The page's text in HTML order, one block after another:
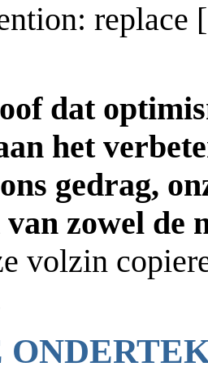
replace
dat
het
gedrag,
zowel de
volzin